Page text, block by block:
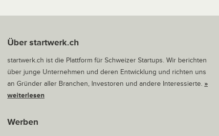
Über startwerk.ch
startwerk.ch ist die Plattform für Schweizer Startups. Wir berichten
über junge Unternehmen und deren Entwicklung und richten uns
an Gründer aller Branchen, Investoren und andere Interessierte. »
weiterlesen
Werben